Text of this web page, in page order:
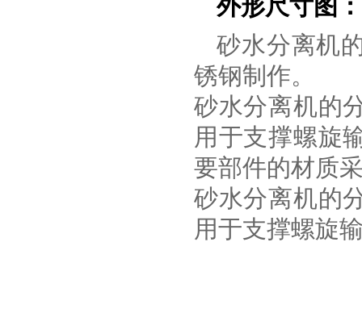
外形尺寸图：
砂水分离机
锈钢制作。
砂水分离机的
用于支撑螺旋
要部件的材质
砂水分离机的
用于支撑螺旋